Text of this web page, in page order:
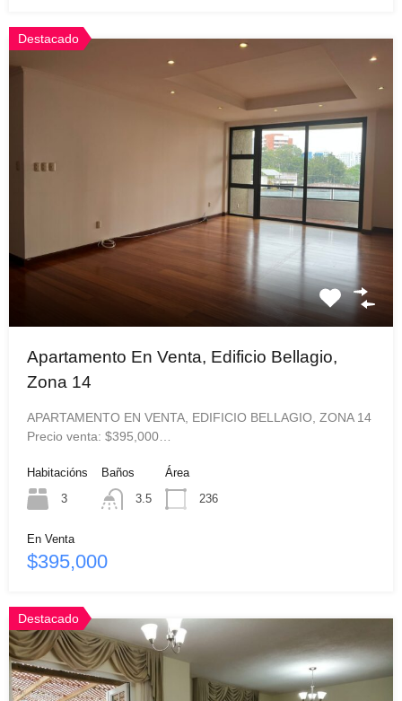
Destacado
Apartamento En Venta, Edificio Bellagio,
Zona 14
APARTAMENTO EN VENTA, EDIFICIO BELLAGIO, ZONA 14
Precio venta: $395,000…
Habitacións
3
Baños
3.5
Área
236
En Venta
$395,000
Destacado